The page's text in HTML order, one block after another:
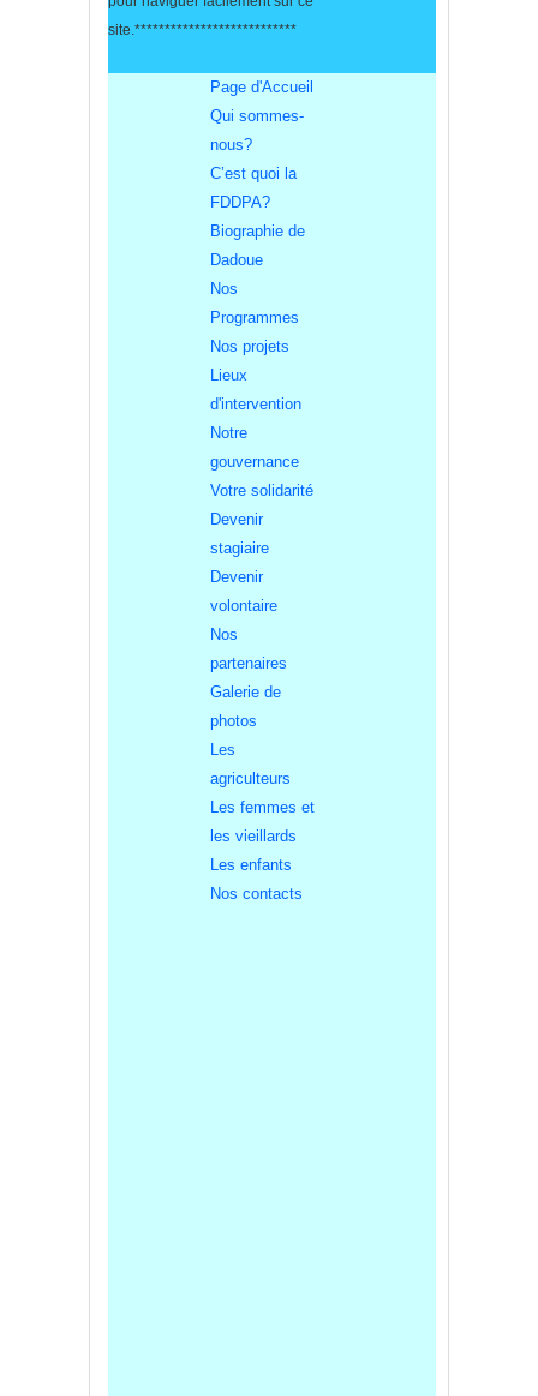
site .***************************
Page d'Accueil
Qui sommes-
nous?
C’est quoi la
FDDPA?
Biographie de
Dadoue
Nos
Programmes
Nos projets
Lieux
d'intervention
Notre
gouvernance
Votre solidarité
Devenir
stagiaire
Devenir
volontaire
Nos
partenaires
Galerie de
photos
Les
agriculteurs
Les femmes et
les vieillards
Les enfants
Nos contacts